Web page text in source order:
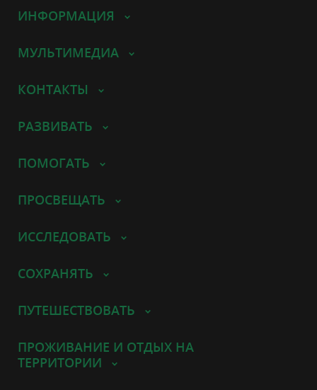
ИНФОРМАЦИЯ
МУЛЬТИМЕДИА
КОНТАКТЫ
РАЗВИВАТЬ
ПОМОГАТЬ
ПРОСВЕЩАТЬ
ИССЛЕДОВАТЬ
СОХРАНЯТЬ
ПУТЕШЕСТВОВАТЬ
ПРОЖИВАНИЕ И ОТДЫХ НА
ТЕРРИТОРИИ